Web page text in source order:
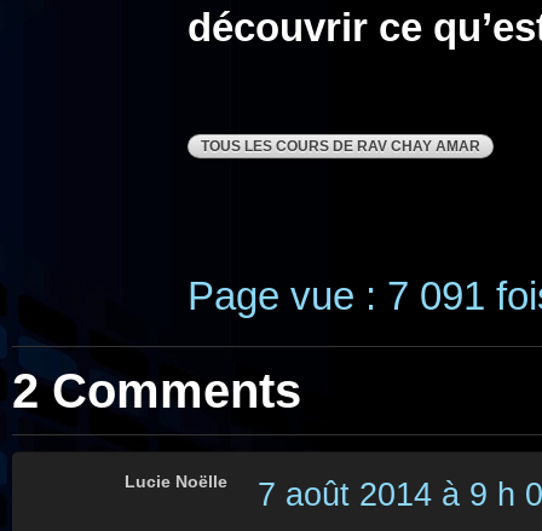
découvrir ce
TOUS LES COURS DE RAV CHAY AMAR
Page vue : 7 091
2 Comments
Lucie Noëlle 7 août 2014 à 9 h